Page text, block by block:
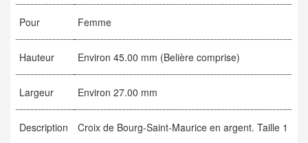
Pour Femme
Hauteur Environ 45.00 mm (Belière comprise)
Largeur Environ 27.00 mm
Description Croix de Bourg-Saint-Maurice en argent. Taille 1